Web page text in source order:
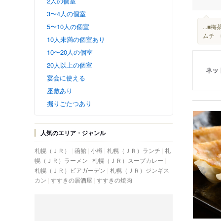
3〜4人の個室
5〜10人の個室
10人未満の個室あり
10〜20人の個室
20人以上の個室
宴会に使える
座敷あり
掘りごたつあり
人気のエリア・ジャンル
札幌（ＪＲ） 函館 小樽 札幌（ＪＲ）ランチ 札
幌（ＪＲ）ラーメン 札幌（ＪＲ）スープカレー
札幌（ＪＲ）ビアガーデン 札幌（ＪＲ）ジンギス
カン すすきの居酒屋 すすきの焼肉
...■梅
ムチ
ネッ